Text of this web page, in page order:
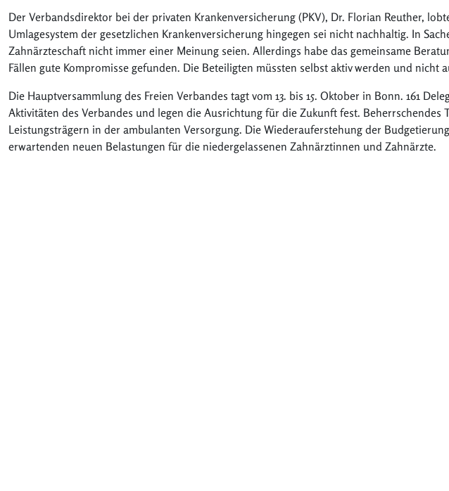
Der Verbandsdirektor bei der privaten Krankenversicherung (PKV), Dr. Florian Reuther,
Umlagesystem der gesetzlichen Krankenversicherung hingegen sei nicht nachhaltig. In
Zahnärzteschaft nicht immer einer Meinung seien. Allerdings habe das gemeinsame
Fällen gute Kompromisse gefunden. Die Beteiligten müssten selbst aktiv werden und nicht
Die Hauptversammlung des Freien Verbandes tagt vom 13. bis 15. Oktober in Bonn. 161
Aktivitäten des Verbandes und legen die Ausrichtung für die Zukunft fest. Beherrschendes
Leistungsträgern in der ambulanten Versorgung. Die Wiederauferstehung der
erwartenden neuen Belastungen für die niedergelassenen Zahnärztinnen und Zahnärzte.